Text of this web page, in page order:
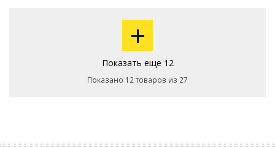
+
Показать еще 12
Показано 12 товаров из 27